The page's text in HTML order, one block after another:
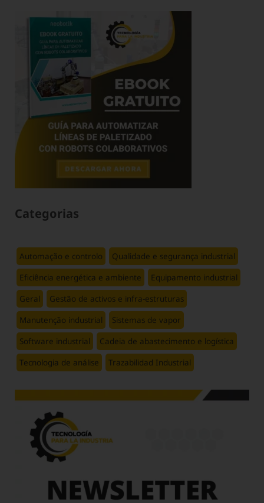
Categorias
Automação e controlo
Qualidade e segurança industrial
Eficiência energética e ambiente
Equipamento industrial
Geral
Gestão de activos e infra-estruturas
Manutenção industrial
Sistemas de vapor
Software industrial
Cadeia de abastecimento e logística
Tecnologia de análise
Trazabilidad Industrial